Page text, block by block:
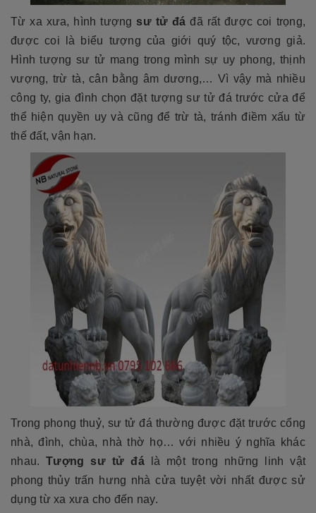
Từ xa xưa, hình tượng sư tử đá đã rất được coi trọng,
được coi là biểu tượng của giới quý tộc, vương giả.
Hình tượng sư tử mang trong mình sự uy phong, thịnh
vượng, trừ tà, cân bằng âm dương,… Vì vậy mà nhiều
công ty, gia đình chọn đặt tượng sư tử đá trước cửa để
thể hiện quyền uy và cũng để trừ tà, tránh điềm xấu từ
thế đất, vận hạn.
Trong phong thuỷ, sư tử đá thường được đặt trước cổng
nhà, đình, chùa, nhà thờ họ… với nhiều ý nghĩa khác
nhau.Tượng sư tử đálà một trong những linh vật
phong thủy trấn hưng nhà cửa tuyệt vời nhất được sử
dụng từ xa xưa cho đến nay.